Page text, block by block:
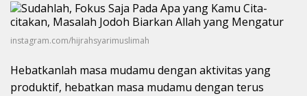
instagram.com/hijrahsyarimuslimah
Hebatkanlah masa mudamu dengan aktivitas yang
produktif, hebatkan masa mudamu dengan terus